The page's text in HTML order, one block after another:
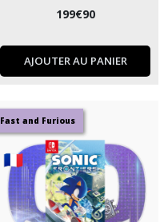
199€90
AJOUTER AU PANIER
Fast and Furious